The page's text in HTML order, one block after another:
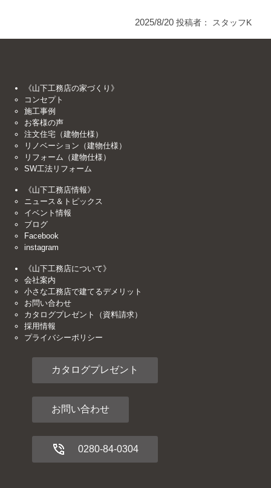
2025/8/20 投稿者： スタッフK
《山下工務店の家づくり》
コンセプト
施工事例
お客様の声
注文住宅（建物仕様）
リノベーション（建物仕様）
リフォーム（建物仕様）
SW工法リフォーム
《山下工務店情報》
ニュース＆トピックス
イベント情報
ブログ
Facebook
instagram
《山下工務店について》
会社案内
小さな工務店で建てるデメリット
お問い合わせ
カタログプレゼント（資料請求）
採用情報
プライバシーポリシー
カタログプレゼント
お問い合わせ
0280-84-0304